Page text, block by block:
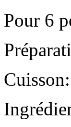
Pour 6